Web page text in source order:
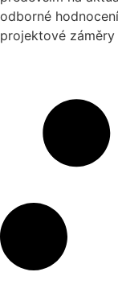
odborné
projektové záměry